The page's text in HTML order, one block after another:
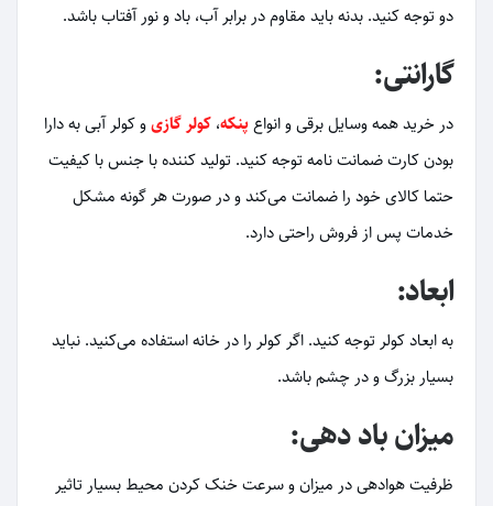
دو توجه کنید. بدنه باید مقاوم در برابر آب، باد و نور آفتاب باشد.
گارانتی:
در خرید همه وسایل برقی و انواعپنکه، کولر گازیو کولر آبی به دارا
بودن کارت ضمانت نامه توجه کنید. تولید کننده با جنس با کیفیت
حتما کالای خود را ضمانت می‌کند و در صورت هر گونه مشکل
خدمات پس از فروش راحتی دارد.
ابعاد:
به ابعاد کولر توجه کنید. اگر کولر را در خانه استفاده می‌کنید. نباید
بسیار بزرگ و در چشم باشد.
میزان باد دهی:
ظرفیت هوادهی در میزان و سرعت خنک کردن محیط بسیار تاثیر